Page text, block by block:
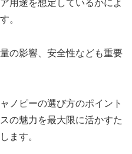
用途を想定しているかによ
。
の影響、安全性なども重要
ノピーの選び方のポイント
の魅力を最大限に活かすた
ます。